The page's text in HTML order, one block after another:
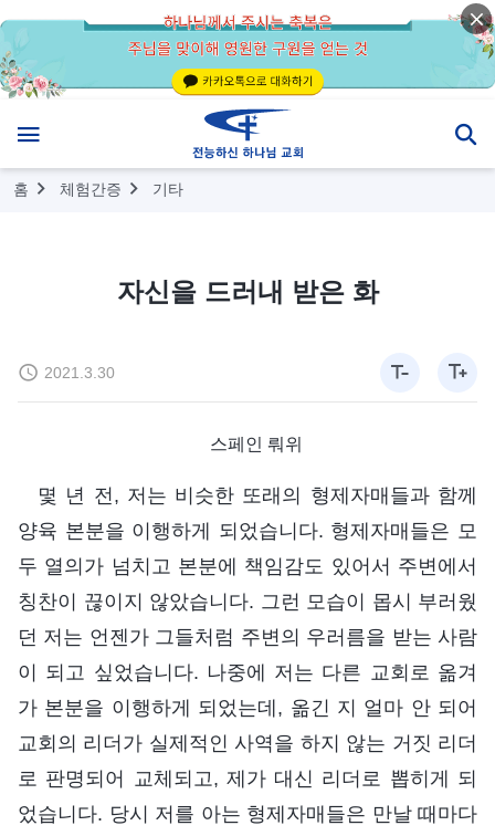
홈 체험간증 기타
자신을 드러내 받은 화
2021.3.30
스페인 뤄위
몇 년 전, 저는 비슷한 또래의 형제자매들과 함께
양육 본분을 이행하게 되었습니다. 형제자매들은 모
두 열의가 넘치고 본분에 책임감도 있어서 주변에서
칭찬이 끊이지 않았습니다. 그런 모습이 몹시 부러웠
던 저는 언젠가 그들처럼 주변의 우러름을 받는 사람
이 되고 싶었습니다. 나중에 저는 다른 교회로 옮겨
가 본분을 이행하게 되었는데, 옮긴 지 얼마 안 되어
교회의 리더가 실제적인 사역을 하지 않는 거짓 리더
로 판명되어 교체되고, 제가 대신 리더로 뽑히게 되
었습니다. 당시 저를 아는 형제자매들은 만날 때마다